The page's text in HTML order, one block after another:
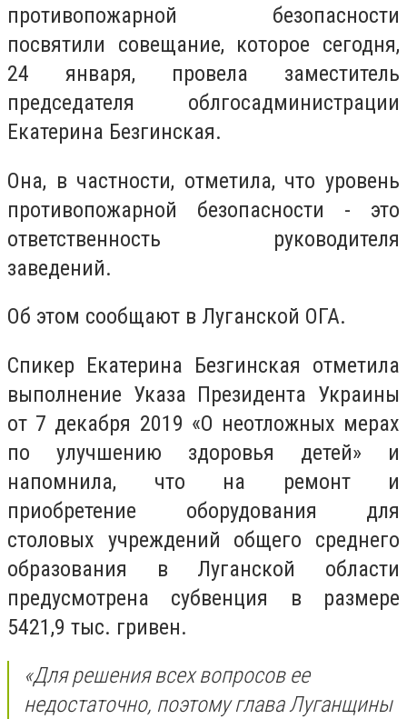
противопожарной безопасности
посвятили совещание, которое сегодня,
24 января, провела заместитель
председателя облгосадминистрации
Екатерина Безгинская.
Она, в частности, отметила, что уровень
противопожарной безопасности - это
ответственность руководителя
заведений.
Об этом сообщают в Луганской ОГА.
Спикер Екатерина Безгинская отметила
выполнение Указа Президента Украины
от 7 декабря 2019 «О неотложных мерах
по улучшению здоровья детей» и
напомнила, что на ремонт и
приобретение оборудования для
столовых учреждений общего среднего
образования в Луганской области
предусмотрена субвенция в размере
5421,9 тыс. гривен.
«Для решения всех вопросов ее
недостаточно, поэтому глава Луганщины